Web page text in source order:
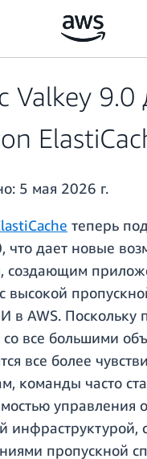
контенту
Valkey 9.0
5 мая 2026 г.
теперь
что дает новые
создающим
высокой
в AWS. Поскольку
со все большими
все более
команды часто
управления
инфраструктурой,
пропускной